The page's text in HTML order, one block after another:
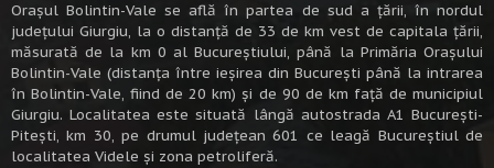
Oraşul Bolintin-Vale se află în partea de sud a ţării, în nordul
judeţului Giurgiu, la o distanţă de 33 de km vest de capitala țării,
măsurată de la km 0 al Bucureștiului, până la Primăria Orașului
Bolintin-Vale (distanța între ieșirea din București până la intrarea
în Bolintin-Vale, fiind de 20 km) şi de 90 de km faţă de municipiul
Giurgiu. Localitatea este situată lângă autostrada A1 Bucureşti-
Piteşti, km 30, pe drumul judeţean 601 ce leagă Bucureştiul de
localitatea Videle şi zona petroliferă.